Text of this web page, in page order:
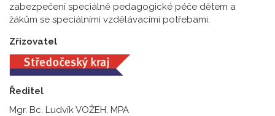
zabezpečení speciálně pedagogické péče dětem a
žákům se speciálními vzdělávacími potřebami.
Zřizovatel
Ředitel
Mgr. Bc. Ludvík VOŽEH, MPA